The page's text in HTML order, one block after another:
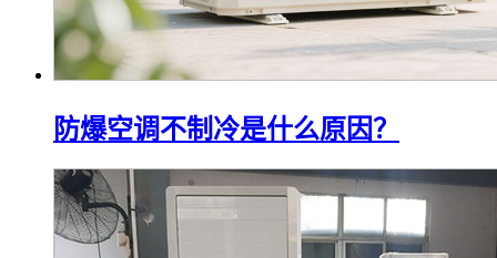
防爆空调不制冷是什么原因？